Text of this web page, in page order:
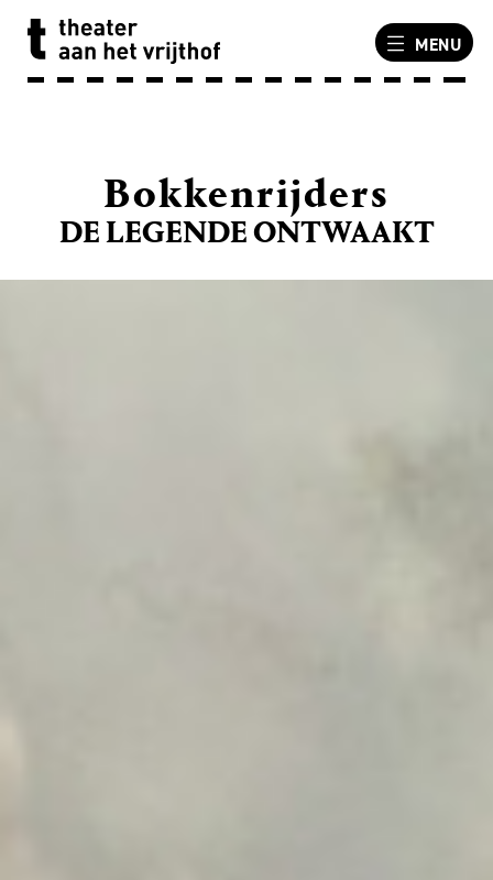
MENU
DE LEGENDE ONTWAAKT
Bokkenrijders